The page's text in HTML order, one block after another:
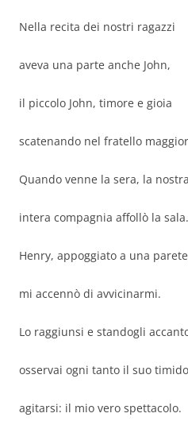
Nella recita dei nostri ragazzi
aveva una parte anche John,
il piccolo John, timore e gioia
scatenando nel fratello
Quando venne la sera, la nostra
intera compagnia affollò la sala.
Henry, appoggiato a una
mi accennò di avvicinarmi.
Lo raggiunsi e standogli
osservai ogni tanto il suo timido
agitarsi: il mio vero spettacolo.